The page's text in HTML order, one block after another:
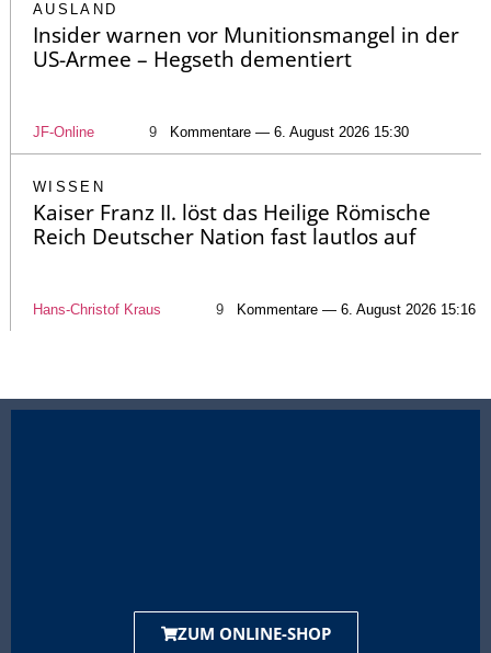
AUSLAND
Insider warnen vor Munitionsmangel in der
US-Armee – Hegseth dementiert
JF-Online 9 Kommentare — 6. August 2026 15:30
WISSEN
Kaiser Franz II. löst das Heilige Römische
Reich Deutscher Nation fast lautlos auf
Hans-Christof Kraus 9 Kommentare — 6. August 2026 15:16
ZUM ONLINE-SHOP